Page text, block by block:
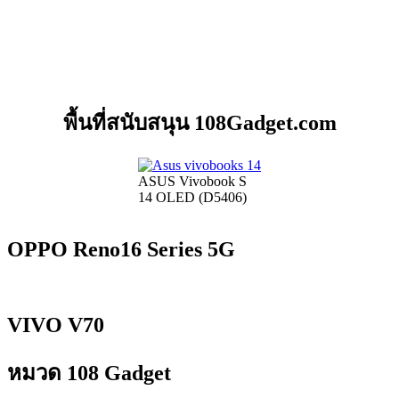
พื้นที่สนับสนุน 108Gadget.com
ASUS Vivobook S
14 OLED (D5406)
OPPO Reno16 Series 5G
VIVO V70
หมวด 108 Gadget